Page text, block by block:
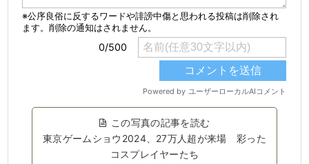
この写真の記事を読む
東京ゲームショウ2024、27万人超が来場 彩った
コスプレイヤーたち